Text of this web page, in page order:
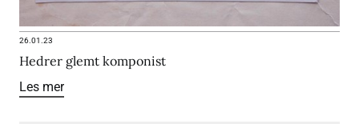
26.01.23
Hedrer glemt komponist
Les mer